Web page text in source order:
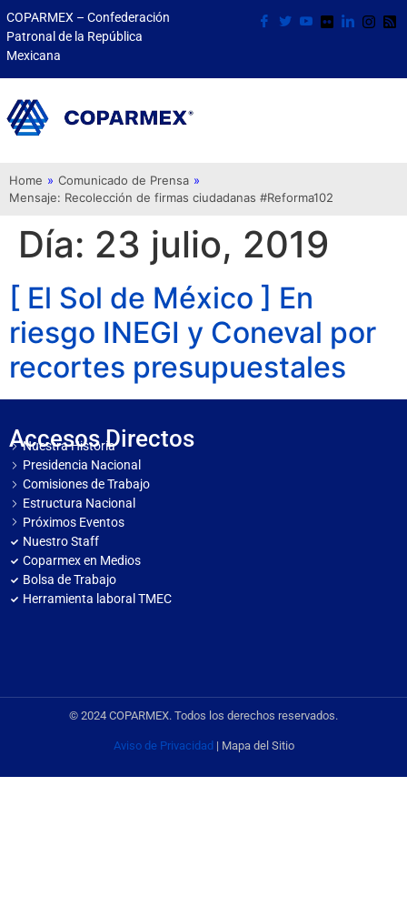
COPARMEX – Confederación
Patronal de la República
Mexicana
Home » Comunicado de Prensa »
Mensaje: Recolección de firmas ciudadanas #Reforma102
Día: 23 julio, 2019
[ El Sol de México ] En
riesgo INEGI y Coneval por
recortes presupuestales
Accesos Directos
Nuestra Historia
Presidencia Nacional
Comisiones de Trabajo
Estructura Nacional
Próximos Eventos
Nuestro Staff
Coparmex en Medios
Bolsa de Trabajo
Herramienta laboral TMEC
© 2024 COPARMEX. Todos los derechos reservados.
Aviso de Privacidad | Mapa del Sitio